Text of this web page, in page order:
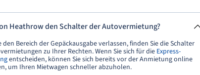
Heathrow den Schalter der Autovermietung?
den Bereich der Gepäckausgabe verlassen, finden Sie die Schalter
zu Ihrer Rechten. Wenn Sie sich für die Express-
entscheiden, können Sie sich bereits vor der Anmietung online
um Ihren Mietwagen schneller abzuholen.